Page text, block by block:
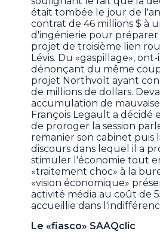
était tombée le jour de
contrat de 46 millions $ à
d'ingénierie pour
projet de troisième lien
Lévis. Du «gaspillage», ont-
dénonçant du même
projet Northvolt ayant
de millions de dollars.
accumulation de
François Legault a décidé
de proroger la session
remanier son cabinet puis
discours dans lequel il a
stimuler l'économie tout
«traitement choc» à la
«vision économique»
activité média au coût de
accueillie dans
Le «fiasco» SAAQclic